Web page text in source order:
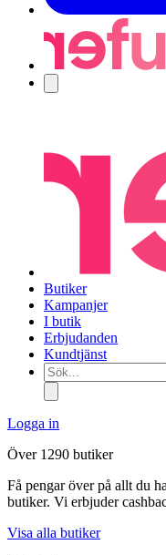
Butiker
Kampanjer
I butik
Erbjudanden
Kundtjänst
Sök...
Logga in
Över 1290 butiker
Få pengar över på allt du
butiker. Vi erbjuder
Visa alla butiker